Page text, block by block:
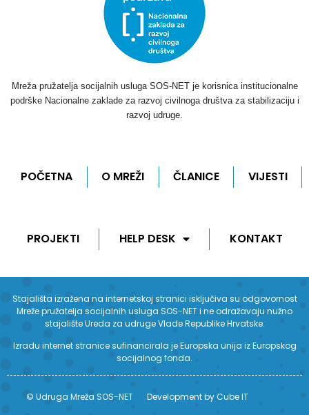
Mreža pružatelja socijalnih usluga SOS-NET je korisnica institucionalne
podrške Nacionalne zaklade za razvoj civilnoga društva za stabilizaciju i
razvoj udruge.
POČETNA O MREŽI ČLANICE VIJESTI
PROJEKTI HELP DESK KONTAKT
Stajališta izražena na internetskoj stranici isključiva su odgovornost
Mreže pružatelja socijalnih usluga SOS-NET i ne odražavaju nužno
stajalište Ureda za udruge Vlade Republike Hrvatske.
Izradu internet stranice sufinancirala je Europska unija iz Europskog
socijalnog fonda.
© Udruga Mreža SOS-NET Development by Cube IT